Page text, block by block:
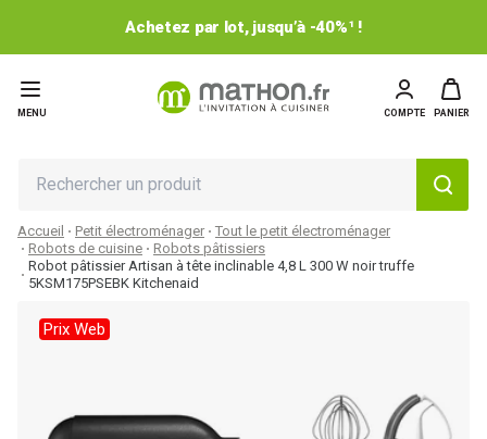
Achetez par lot, jusqu’à -40%¹ !
MENU COMPTE PANIER
Accueil Petit électroménager
Tout le petit électroménager
Robots de cuisine
Robots pâtissiers
Robot pâtissier Artisan à tête inclinable 4,8 L 300 W noir truffe
5KSM175PSEBK Kitchenaid
Prix Web